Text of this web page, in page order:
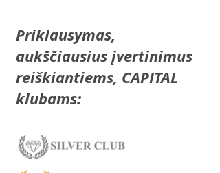
Priklausymas,
aukščiausius įvertinimus
reiškiantiems, CAPITAL
klubams: